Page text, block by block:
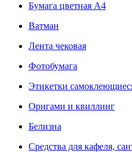
Бумага цветная А4
Ватман
Лента чековая
Фотобумага
Этикетки
Оригами и квиллинг
Белизна
Средства для кафеля,